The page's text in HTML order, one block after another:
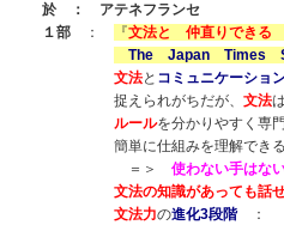
於 ： アテネフランセ
１部 ： 『文法と 仲直りできる
The Japan Times
文法と コミュニケーショ
捉えられがちだが、 文法
ルールを分かりやすく専
簡単に仕組みを理解できる
＝＞ 使わない手はな
文法の知識があっても話
文法力の進化3段階：